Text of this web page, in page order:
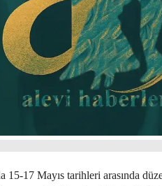
15-17 Mayıs tarihleri arasında